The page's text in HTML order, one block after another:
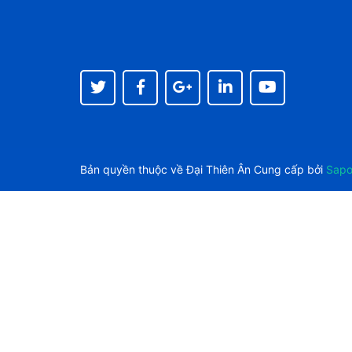
Bản quyền thuộc vềĐại Thiên Ân Cung cấp bởi Sapo